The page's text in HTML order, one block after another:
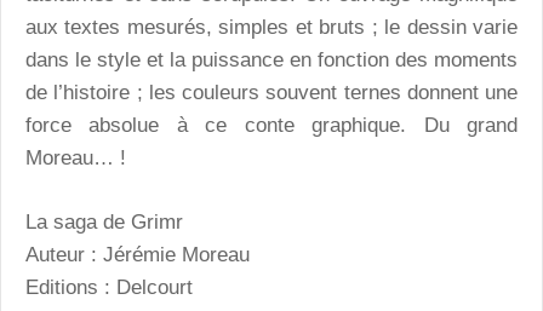
aux textes mesurés, simples et bruts ; le dessin varie
dans le style et la puissance en fonction des moments
de l’histoire ; les couleurs souvent ternes donnent une
force absolue à ce conte graphique. Du grand
Moreau… !
La saga de Grimr
Auteur : Jérémie Moreau
Editions : Delcourt